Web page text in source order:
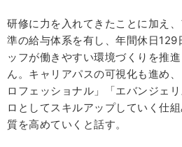
研修に力を入れてきたことに加え
準の給与体系を有し、年間休日129
ッフが働きやすい環境づくりを推
ん。キャリアパスの可視化も進め
ロフェッショナル」「エバンジェ
ロとしてスキルアップしていく仕
質を高めていくと話す。